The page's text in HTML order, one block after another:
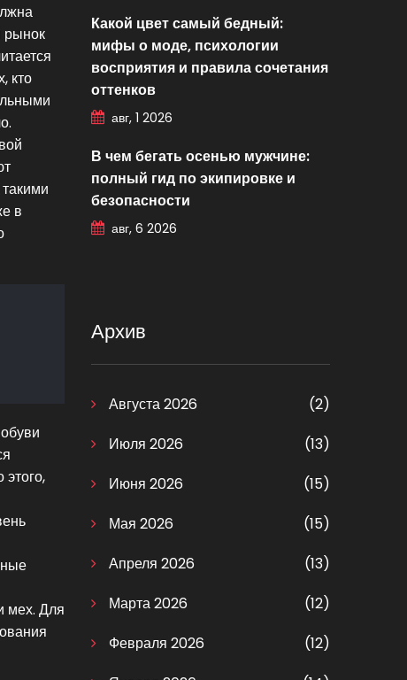
рынок
кто
в
мех. Для
Какой цвет самый бедный:
мифы о моде, психологии
восприятия и правила сочетания
оттенков
авг, 1 2026
В чем бегать осенью мужчине:
полный гид по экипировке и
безопасности
авг, 6 2026
Архив
Августа 2026
(2)
Июля 2026
(13)
Июня 2026
(15)
Мая 2026
(15)
Апреля 2026
(13)
Марта 2026
(12)
Февраля 2026
(12)